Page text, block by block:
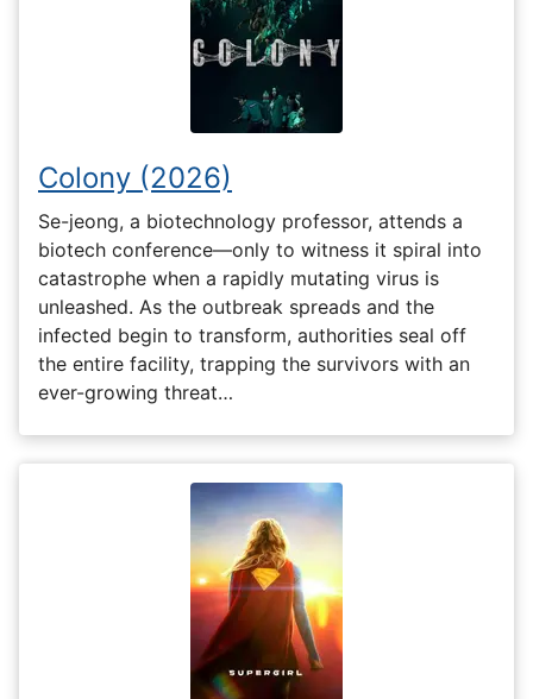
Colony (2026)
Se-jeong, a biotechnology professor, attends a
biotech conference—only to witness it spiral into
catastrophe when a rapidly mutating virus is
unleashed. As the outbreak spreads and the
infected begin to transform, authorities seal off
the entire facility, trapping the survivors with an
ever-growing threat…